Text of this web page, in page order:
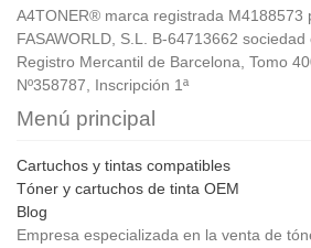
A4TONER® marca registrada M4188573
FASAWORLD, S.L. B-64713662
Registro Mercantil de Barcelona, Tomo
Nº358787, Inscripción 1ª
Menú principal
Cartuchos y tintas compatibles
Tóner y cartuchos de tinta OEM
Blog
Empresa especializada en la venta de